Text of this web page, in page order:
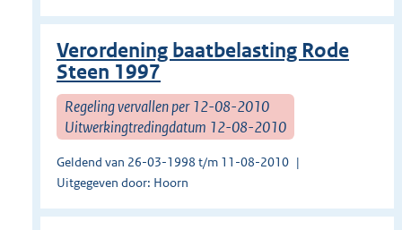
Verordening baatbelasting Rode
Steen 1997
Regeling vervallen per 12-08-2010
Uitwerkingtredingdatum 12-08-2010
Geldend van 26-03-1998 t/m 11-08-2010
Uitgegeven door: Hoorn